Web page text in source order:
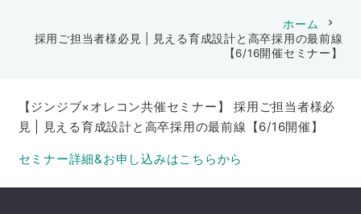
ホーム chevron_right
採用ご担当者様必見 | 見える育成設計と高卒採用の最前線
【6/16開催セミナー】
【ジンジブ×オレコン共催セミナー】 採用ご担当者様必
見 | 見える育成設計と高卒採用の最前線【6/16開催】
セミナー詳細&お申し込みはこちらから